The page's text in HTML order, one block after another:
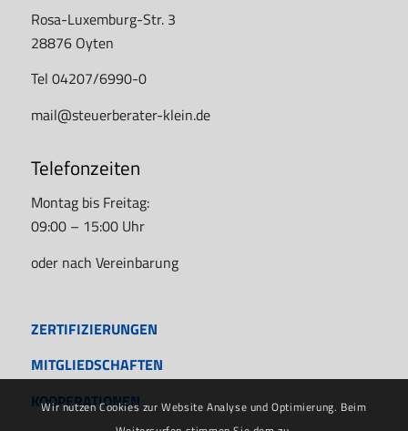
Rosa-Luxemburg-Str. 3
28876 Oyten
Tel 04207/6990-0
mail@steuerberater-klein.de
Telefonzeiten
Montag bis Freitag:
09:00 – 15:00 Uhr
oder nach Vereinbarung
ZERTIFIZIERUNGEN
MITGLIEDSCHAFTEN
KOOPERATIONEN
Wir nutzen Cookies zur Website Analyse und Optimierung. Beim